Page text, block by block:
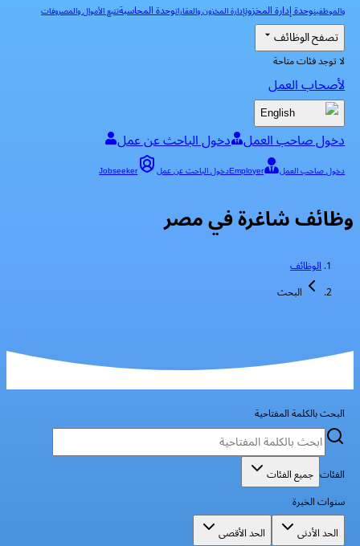
والموظفينوحدة إدارة المخزونإدارة المخزون والعقاراتوحدة المحاسبةتتبع الأموال والمصروفات
تصفح الوظائف
لا توجد فئات متاحة
لأصحاب العمل
English
دخول صاحب العمل دخول الباحث عن عمل
دخول صاحب العمل Employerدخول الباحث عن عمل Jobseeker
وظائف شاغرة في مصر
الوظائف
البحث
البحث بالكلمة المفتاحية
الفئات جميع الفئات
سنوات الخبرة
الحد الأدنى
الحد الأقصى